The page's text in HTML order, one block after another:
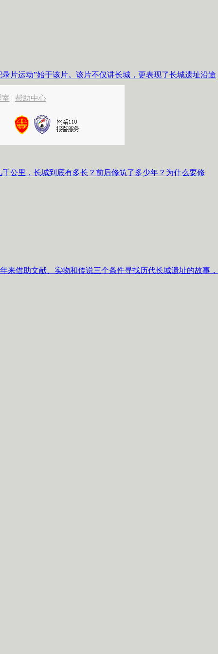
片运动”始于该片。该片不仅讲长城，更表现了长城遗址沿途
公里，长城到底有多长？前后修筑了多少年？为什么要修
借助文献、实物和传说三个条件寻找历代长城遗址的故事，
室 | 帮助中心